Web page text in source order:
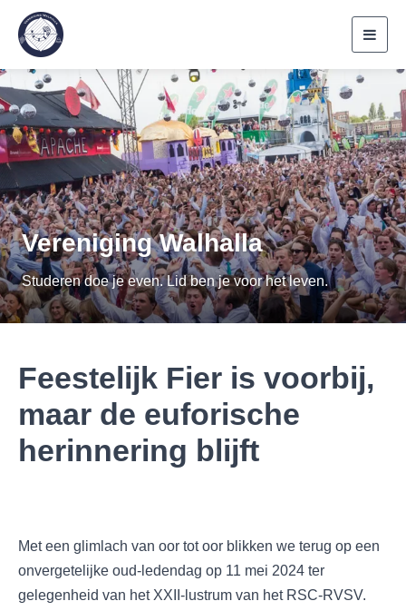
Vereniging Walhalla
Studeren doe je even. Lid ben je voor het leven.
Feestelijk Fier is voorbij,
maar de euforische
herinnering blijft
Met een glimlach van oor tot oor blikken we terug op een
onvergetelijke oud-ledendag op 11 mei 2024 ter
gelegenheid van het XXII-lustrum van het RSC-RVSV.